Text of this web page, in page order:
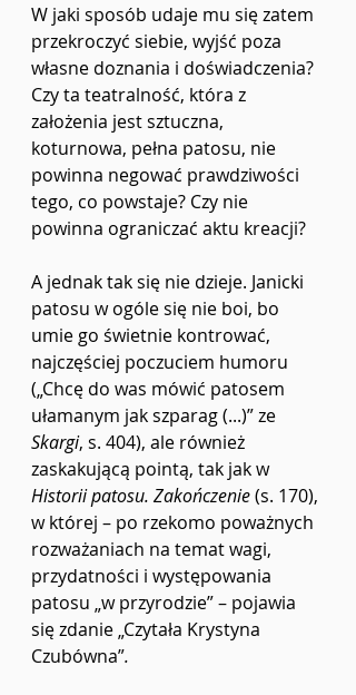
W jaki sposób udaje mu się zatem
przekroczyć siebie, wyjść poza
własne doznania i doświadczenia?
Czy ta teatralność, która z
założenia jest sztuczna,
koturnowa, pełna patosu, nie
powinna negować prawdziwości
tego, co powstaje? Czy nie
powinna ograniczać aktu kreacji?
A jednak tak się nie dzieje. Janicki
patosu w ogóle się nie boi, bo
umie go świetnie kontrować,
najczęściej poczuciem humoru
(„Chcę do was mówić patosem
ułamanym jak szparag (...)” ze
Skargi, s. 404), ale również
zaskakującą pointą, tak jak w
Historii patosu. Zakończenie (s. 170),
w której – po rzekomo poważnych
rozważaniach na temat wagi,
przydatności i występowania
patosu „w przyrodzie” – pojawia
się zdanie „Czytała Krystyna
Czubówna”.